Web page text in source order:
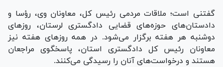
گفتنی است؛ ملاقات مردمی رئیس کل، معاونان وی، رؤسا و
دادستان‌های حوزه‌های قضایی دادگستری لرستان، روز‌های
دوشنبه هر هفته برگزار می‌شود. در همه روز‌های هفته نیز
معاونان رئیس کل دادگستری استان، پاسخگوی مراجعان
هستند و درخواست‌های آنان را رسیدگی می‌کنند.